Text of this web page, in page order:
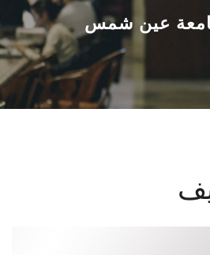
القطاعـات
الشئون الأكاديمية
البحث العلمي
عين شمس